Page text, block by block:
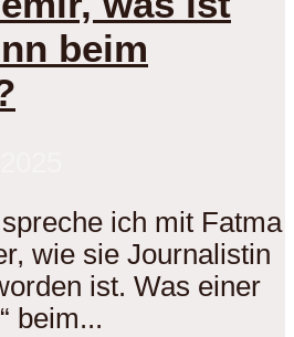
beim
ich mit Fatma
wie sie Journalistin
ist. Was einer
beim...